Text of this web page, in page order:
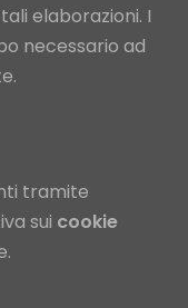
elaborazioni. I
necessario ad
tramite
sui cookie